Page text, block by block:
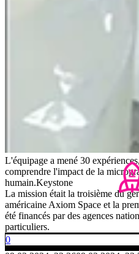
L'équipage a mené 30
comprendre l'impact de la
humain.Keystone
La mission était la troisième du
américaine Axiom Space et la
été financés par des agences
particuliers.
0